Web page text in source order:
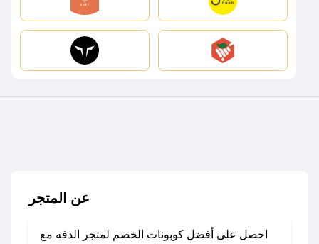
عن المتجر
احصل على أفضل كوبونات الخصم لمتجر الدفه مع